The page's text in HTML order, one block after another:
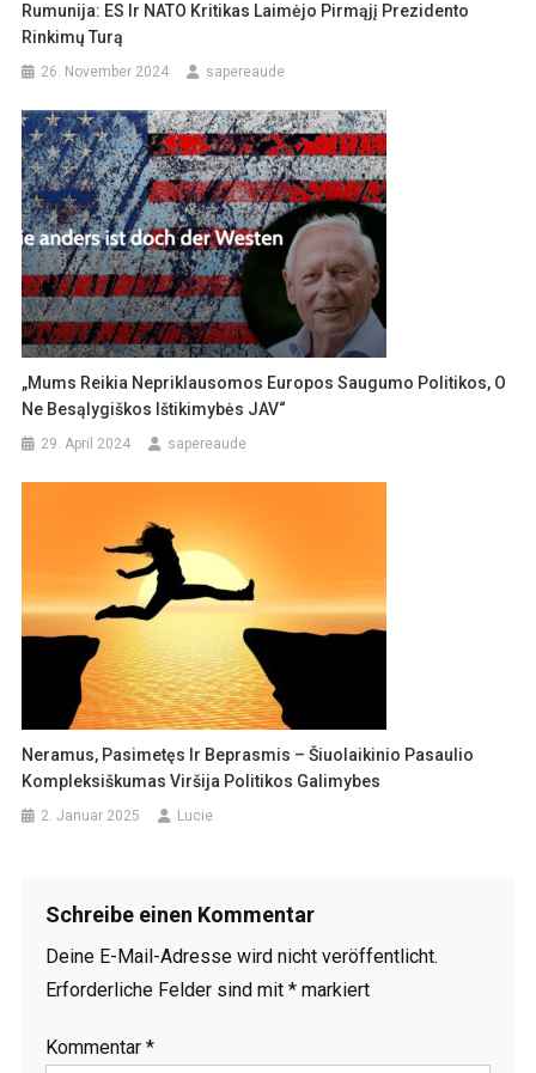
Rumunija: ES Ir NATO Kritikas Laimėjo Pirmąjį Prezidento
Rinkimų Turą
26. November 2024 sapereaude
„Mums Reikia Nepriklausomos Europos Saugumo Politikos, O
Ne Besąlygiškos Ištikimybės JAV“
29. April 2024 sapereaude
Neramus, Pasimetęs Ir Beprasmis – Šiuolaikinio Pasaulio
Kompleksiškumas Viršija Politikos Galimybes
2. Januar 2025 Lucie
Schreibe einen Kommentar
Deine E-Mail-Adresse wird nicht veröffentlicht.
Erforderliche Felder sind mit *markiert
Kommentar *